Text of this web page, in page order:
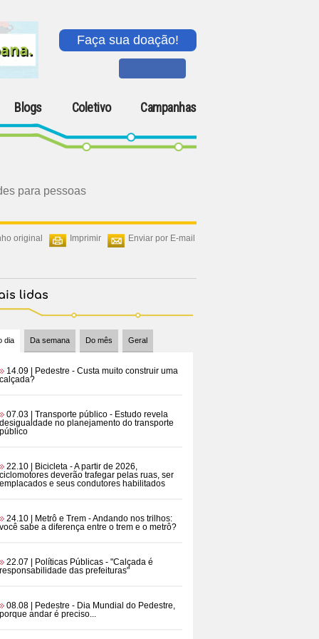
Faça sua doação!
Blogs Coletivo Campanhas
para pessoas
Enviar por E-mail
Imprimir
original
lidas
dia Da semana Do mês Geral
14.09 | Pedestre - Custa muito construir uma
calçada?
07.03 | Transporte público - Estudo revela
desigualdade no planejamento do transporte
público
22.10 | Bicicleta - A partir de 2026,
ciclomotores deverão trafegar pelas ruas, ser
emplacados e seus condutores habilitados
24.10 | Metrô e Trem - Andando nos trilhos:
você sabe a diferença entre o trem e o metrô?
22.07 | Políticas Públicas - "Calçada é
responsabilidade das prefeituras"
08.08 | Pedestre - Dia Mundial do Pedestre,
porque andar é preciso...